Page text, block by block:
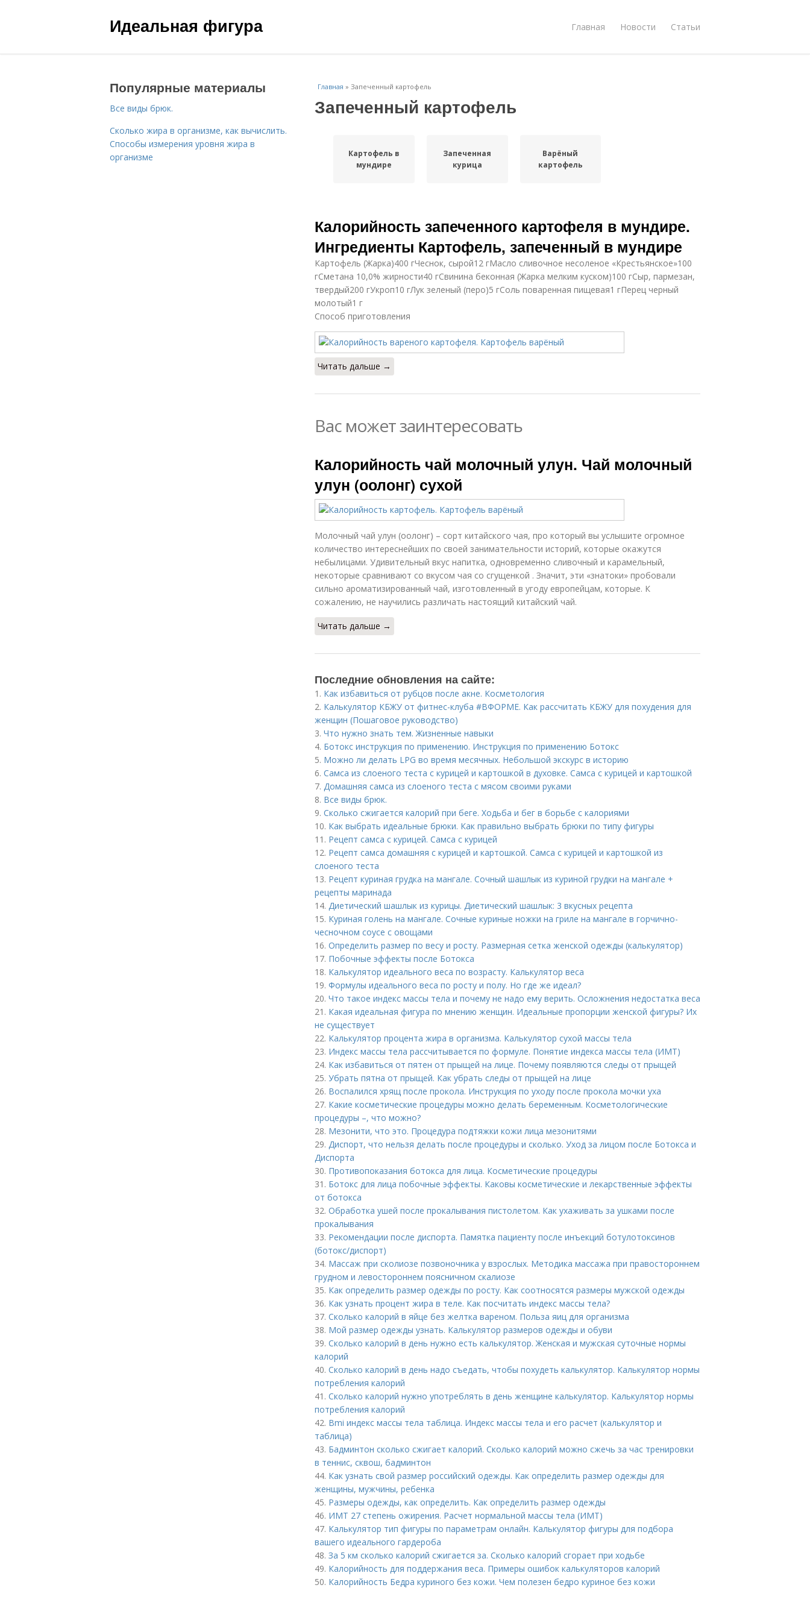
Идеальная фигура Главная Новости Статьи
Главная » Запеченный картофель
Запеченный картофель
Картофель в
мундире
Запеченная
курица
Варёный
картофель
Калорийность запеченного картофеля в мундире.
Ингредиенты Картофель, запеченный в мундире
Картофель (Жарка)400 гЧеснок, сырой12 гМасло сливочное несоленое «Крестьянское»100
гСметана 10,0% жирности40 гСвинина беконная (Жарка мелким куском)100 гСыр, пармезан,
твердый200 гУкроп10 гЛук зеленый (перо)5 гСоль поваренная пищевая1 гПерец черный
молотый1 г
Способ приготовления
Читать дальше →
Вас может заинтересовать
Калорийность чай молочный улун. Чай молочный
улун (оолонг) сухой
Молочный чай улун (оолонг) – сорт китайского чая, про который вы услышите огромное
количество интереснейших по своей занимательности историй, которые окажутся
небылицами. Удивительный вкус напитка, одновременно сливочный и карамельный,
некоторые сравнивают со вкусом чая со сгущенкой . Значит, эти «знатоки» пробовали
сильно ароматизированный чай, изготовленный в угоду европейцам, которые. К
сожалению, не научились различать настоящий китайский чай.
Читать дальше →
Последние обновления на сайте:
1. Как избавиться от рубцов после акне. Косметология
2. Калькулятор КБЖУ от фитнес-клуба #ВФОРМЕ. Как рассчитать КБЖУ для похудения для
женщин (Пошаговое руководство)
3. Что нужно знать тем. Жизненные навыки
4. Ботокс инструкция по применению. Инструкция по применению Ботокс
5. Можно ли делать LPG во время месячных. Небольшой экскурс в историю
6. Самса из слоеного теста с курицей и картошкой в духовке. Самса с курицей и картошкой
7. Домашняя самса из слоеного теста с мясом своими руками
8. Все виды брюк.
9. Сколько сжигается калорий при беге. Ходьба и бег в борьбе с калориями
10. Как выбрать идеальные брюки. Как правильно выбрать брюки по типу фигуры
11. Рецепт самса с курицей. Самса с курицей
12. Рецепт самса домашняя с курицей и картошкой. Самса с курицей и картошкой из
слоеного теста
13. Рецепт куриная грудка на мангале. Сочный шашлык из куриной грудки на мангале +
рецепты маринада
14. Диетический шашлык из курицы. Диетический шашлык: 3 вкусных рецепта
15. Куриная голень на мангале. Сочные куриные ножки на гриле на мангале в горчично-
чесночном соусе с овощами
16. Определить размер по весу и росту. Размерная сетка женской одежды (калькулятор)
17. Побочные эффекты после Ботокса
18. Калькулятор идеального веса по возрасту. Калькулятор веса
19. Формулы идеального веса по росту и полу. Но где же идеал?
20. Что такое индекс массы тела и почему не надо ему верить. Осложнения недостатка веса
21. Какая идеальная фигура по мнению женщин. Идеальные пропорции женской фигуры? Их
не существует
22. Калькулятор процента жира в организма. Калькулятор сухой массы тела
23. Индекс массы тела рассчитывается по формуле. Понятие индекса массы тела (ИМТ)
24. Как избавиться от пятен от прыщей на лице. Почему появляются следы от прыщей
25. Убрать пятна от прыщей. Как убрать следы от прыщей на лице
26. Воспалился хрящ после прокола. Инструкция по уходу после прокола мочки уха
27. Какие косметические процедуры можно делать беременным. Косметологические
процедуры –, что можно?
28. Мезонити, что это. Процедура подтяжки кожи лица мезонитями
29. Диспорт, что нельзя делать после процедуры и сколько. Уход за лицом после Ботокса и
Диспорта
30. Противопоказания ботокса для лица. Косметические процедуры
31. Ботокс для лица побочные эффекты. Каковы косметические и лекарственные эффекты
от ботокса
32. Обработка ушей после прокалывания пистолетом. Как ухаживать за ушками после
прокалывания
33. Рекомендации после диспорта. Памятка пациенту после инъекций ботулотоксинов
(ботокс/диспорт)
34. Массаж при сколиозе позвоночника у взрослых. Методика массажа при правостороннем
грудном и левостороннем поясничном скалиозе
35. Как определить размер одежды по росту. Как соотносятся размеры мужской одежды
36. Как узнать процент жира в теле. Как посчитать индекс массы тела?
37. Сколько калорий в яйце без желтка вареном. Польза яиц для организма
38. Мой размер одежды узнать. Калькулятор размеров одежды и обуви
39. Сколько калорий в день нужно есть калькулятор. Женская и мужская суточные нормы
калорий
40. Сколько калорий в день надо съедать, чтобы похудеть калькулятор. Калькулятор нормы
потребления калорий
41. Сколько калорий нужно употреблять в день женщине калькулятор. Калькулятор нормы
потребления калорий
42. Bmi индекс массы тела таблица. Индекс массы тела и его расчет (калькулятор и
таблица)
43. Бадминтон сколько сжигает калорий. Сколько калорий можно сжечь за час тренировки
в теннис, сквош, бадминтон
44. Как узнать свой размер российский одежды. Как определить размер одежды для
женщины, мужчины, ребенка
45. Размеры одежды, как определить. Как определить размер одежды
46. ИМТ 27 степень ожирения. Расчет нормальной массы тела (ИМТ)
47. Калькулятор тип фигуры по параметрам онлайн. Калькулятор фигуры для подбора
вашего идеального гардероба
48. За 5 км сколько калорий сжигается за. Сколько калорий сгорает при ходьбе
49. Калорийность для поддержания веса. Примеры ошибок калькуляторов калорий
50. Калорийность Бедра куриного без кожи. Чем полезен бедро куриное без кожи
Популярные материалы
Все виды брюк.
Сколько жира в организме, как вычислить.
Способы измерения уровня жира в
организме